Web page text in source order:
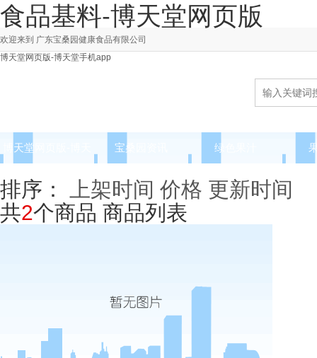
食品基料-博天堂网页版
欢迎来到 广东宝桑园健康食品有限公司
博天堂网页版-博天堂手机app
博天堂网页版-博天
堂手机app
宝桑园资讯 绿色果汁
排序： 上架时间 价格 更新时间
共2个商品 商品列表